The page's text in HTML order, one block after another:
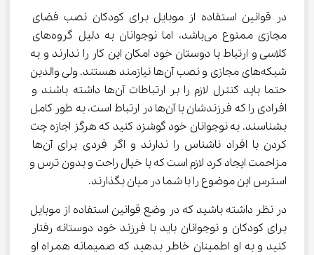
در قوانین استفاده از موبایل برای کودکان نصب فضای
مجازی ممنوع می‌باشد، اما نوجوانان به دلیل گروه‌های
کلاسی و ارتباط با دوستان خود امکان این کار را ندارند و به
شبکه‌های مجازی و نصب آن‌ها نیازمند هستند. ولی والدین
حتما باید کنترل لازم را بر ارتباطات آن‌ها داشته باشند و
افرادی را که فرزندشان با آن‌ها در ارتباط است، به طور کامل
بشناسند. به نوجوانان خود گوشزد کنید که هرگز اجازه چت
کردن با افراد ناشناس را ندارند و اگر فردی برای آن‌ها
مزاحمت ایجاد کرد لازم است که با خیال راحت و بدون ترس و
استرس این موضوع را با شما در میان بگذارند.
در نظر داشته باشید که در وضع قوانین استفاده از موبایل
برای کودکان و نوجوانان باید با فرزند خود دوستانه رفتار
کنید و به او اطمینان خاطر بدهید که صمیمانه همراه او